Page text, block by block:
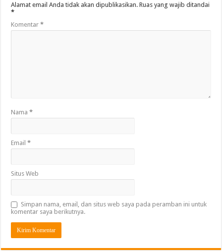
Alamat email Anda tidak akan dipublikasikan. Ruas yang wajib ditandai
*
Komentar*
Nama*
Email*
Situs Web
Simpan nama, email, dan situs web saya pada peramban ini untuk
komentar saya berikutnya.